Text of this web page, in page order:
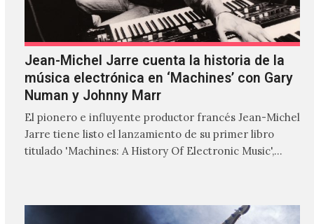
Jean-Michel Jarre cuenta la historia de la
música electrónica en ‘Machines’ con Gary
Numan y Johnny Marr
El pionero e influyente productor francés Jean-Michel
Jarre tiene listo el lanzamiento de su primer libro
titulado 'Machines: A History Of Electronic Music',